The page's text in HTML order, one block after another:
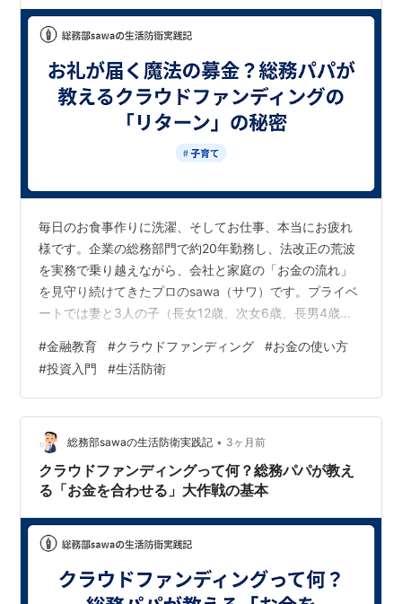
毎日のお食事作りに洗濯、そしてお仕事、本当にお疲れ
様です。企業の総務部門で約20年勤務し、法改正の荒波
を実務で乗り越えながら、会社と家庭の「お金の流れ」
を見守り続けてきたプロのsawa（サワ）です。プライベ
ートでは妻と3人の子（長女12歳、次女6歳、長男4歳）
は、クラウドファンディングを「みんなでお神輿を担ぐ
こと」に例え、少額のお金を合わせて大きな夢を実現す
る仕組みについてお話ししました。お子さんに「クラフ
ァンってそういうことなんだ！」と興味を持ってもらえ
たら、次のステップに進みましょう。 今回は、お金を出
して応援した後に待っているお楽しみ、…
#金融教育 #クラウドファンディング #お金の使い方
#投資入門 #生活防衛
総務部sawaの生活防衛実践記 • 3ヶ月前
クラウドファンディングって何？総務パパが教え
る「お金を合わせる」大作戦の基本